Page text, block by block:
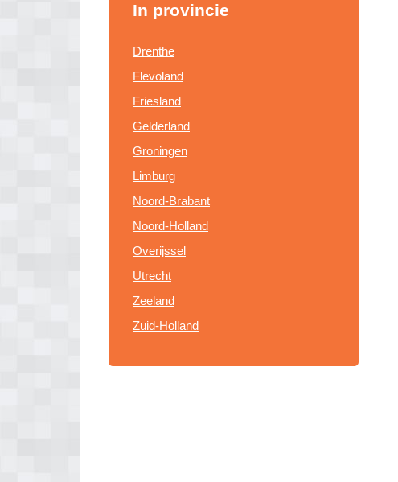
In provincie
Drenthe
Flevoland
Friesland
Gelderland
Groningen
Limburg
Noord-Brabant
Noord-Holland
Overijssel
Utrecht
Zeeland
Zuid-Holland